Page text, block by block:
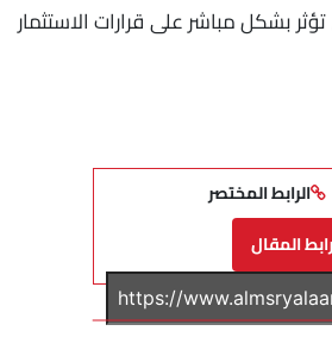
تؤثر بشكل مباشر على قرارات الاستثمار
الرابط المختصر